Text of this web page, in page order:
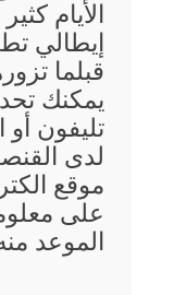
الأيام
إيطالي
قبلما
يمكنك
تليفون أو
لدى
موقع
على
الموعد